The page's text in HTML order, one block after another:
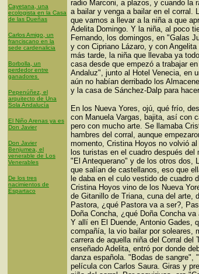
Cayetana, una
ecologista en la Casa
de las Dueñas
Carlos Amigo, un
franciscano en la
sede cardenalicia
Borbolla, un
perdedor entre
ganadores
Pepenúñez, el
arquitecto de Una
Sola Andalucía
El Niño Arenas ya es
Don Javier
Don Javier
Benjumea, el
venerable de Los
Venerables
De los tres
nacimientos de
Espartaco
radio Marconi, a plazos, y cuando la
a bailar y venga a bailar en el corral.
que vamos a llevar a la niña a que
Adelita Domingo. Y la niña, al poco
Fernando, los domingos, en "Galas
y con Cipriano Lázaro, y con
más tarde, la niña que llevaba ya
casa desde que empezó a trabajar
Andaluz", junto al Hotel Venecia, en
aún no habían derribado los
y la casa de Sánchez-Dalp para
En los Nueva Yores, ojú, qué frío,
con Manuela Vargas, bajita, así con
pero con mucho arte. Se llamaba
hambres del corral, aunque
momento, Cristina Hoyos no volvió
los turistas en el cuadro después
"El Antequerano" y de los otros dos,
que salían de castellanos, eso que
le daba en el culo vestido de cuadro
Cristina Hoyos vino de los Nueva
de Gitanillo de Triana, cuna del arte,
Pastora, ¿qué Pastora va a ser?,
Doña Concha, ¿qué Doña Concha
Y allí en El Duende, Antonio Gades,
compañía, la vio bailar por soleares,
carrera de aquella niña del Corral del
enseñado Adelita, entró por donde
danza española. "Bodas de sangre",
película con Carlos Saura. Giras y